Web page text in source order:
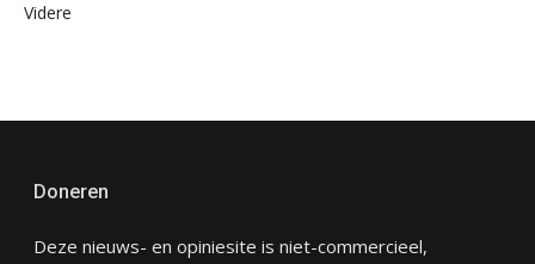
Videre
Doneren
Deze nieuws- en opiniesite is niet-commercieel,